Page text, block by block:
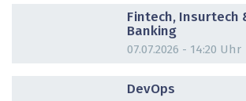
Fintech, Insurtech
Banking
07.07.2026 - 14:20 Uhr
DevOps